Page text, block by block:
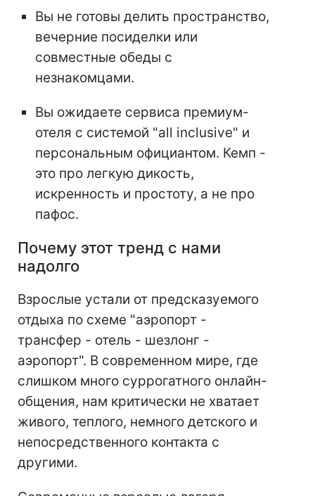
Вы не готовы делить пространство,
вечерние посиделки или
совместные обеды с
незнакомцами.
Вы ожидаете сервиса премиум-
отеля с системой "all inclusive" и
персональным официантом. Кемп -
это про легкую дикость,
искренность и простоту, а не про
пафос.
Почему этот тренд с нами
надолго
Взрослые устали от предсказуемого
отдыха по схеме "аэропорт -
трансфер - отель - шезлонг -
аэропорт". В современном мире, где
слишком много суррогатного онлайн-
общения, нам критически не хватает
живого, теплого, немного детского и
непосредственного контакта с
другими.